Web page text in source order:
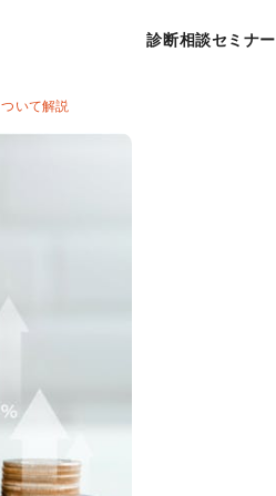
診断相談セミナー
いて解説